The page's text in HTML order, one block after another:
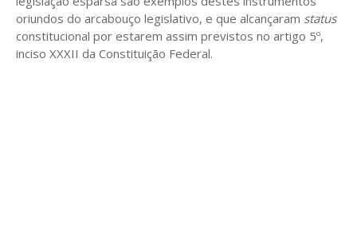
oriundos do arcabouço legislativo, e que alcançaram status
constitucional por estarem assim previstos no artigo 5º,
inciso XXXII da Constituição Federal.